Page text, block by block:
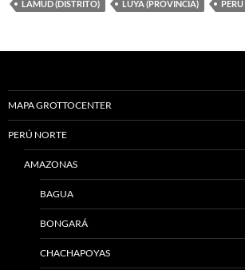
LÁMUD (DISTRITO) LUYA (PROVINCIA) PERÚ
MAPA GROTTOCENTER
PERÚ NORTE
AMAZONAS
BAGUA
BONGARÁ
CHACHAPOYAS